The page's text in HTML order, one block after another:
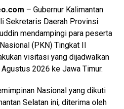
– Gubernur Kalimantan
Sekretaris Daerah Provinsi
mendampingi para peserta
(PKN) Tingkat II
visitasi yang dijadwalkan
2026 ke Jawa Timur.
Nasional yang dikuti
Selatan ini, diterima oleh